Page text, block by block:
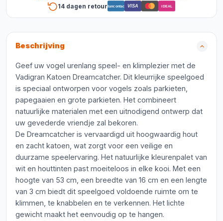
14 dagen retourBancontact VISA iDEAL
Beschrijving
Geef uw vogel urenlang speel- en klimplezier met de
Vadigran Katoen Dreamcatcher. Dit kleurrijke speelgoed
is speciaal ontworpen voor vogels zoals parkieten,
papegaaien en grote parkieten. Het combineert
natuurlijke materialen met een uitnodigend ontwerp dat
uw gevederde vriendje zal bekoren.
De Dreamcatcher is vervaardigd uit hoogwaardig hout
en zacht katoen, wat zorgt voor een veilige en
duurzame speelervaring. Het natuurlijke kleurenpalet van
wit en houttinten past moeiteloos in elke kooi. Met een
hoogte van 53 cm, een breedte van 16 cm en een lengte
van 3 cm biedt dit speelgoed voldoende ruimte om te
klimmen, te knabbelen en te verkennen. Het lichte
gewicht maakt het eenvoudig op te hangen.